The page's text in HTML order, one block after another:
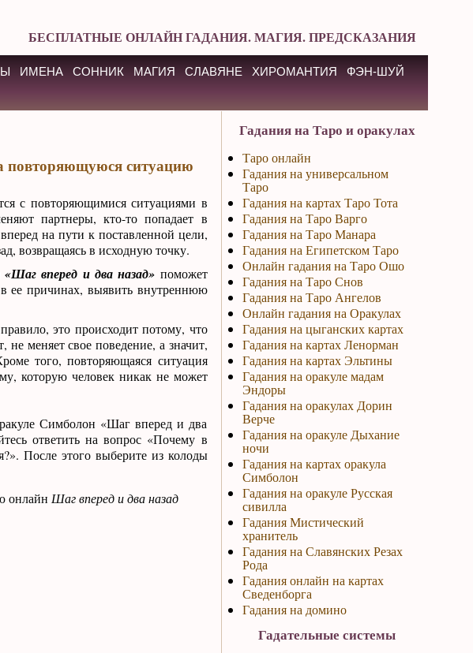
БЕСПЛАТНЫЕ ОНЛАЙН ГАДАНИЯ. МАГИЯ. ПРЕДСКАЗАНИЯ
ИМЕНА СОННИК МАГИЯ СЛАВЯНЕ ХИРОМАНТИЯ
ФЭН-ШУЙ
повторяющуюся ситуацию
с повторяющимися ситуациями в
партнеры, кто-то попадает в
на пути к поставленной цели,
возвращаясь в исходную точку.
вперед и два назад» поможет
ее причинах, выявить внутреннюю
это происходит потому, что
не меняет свое поведение, а значит,
того, повторяющаяся ситуация
которую человек никак не может
Симболон «Шаг вперед и два
ответить на вопрос «Почему в
После этого выберите из колоды
онлайн Шаг вперед и два назад
Гадания на Таро и оракулах
Таро онлайн
Гадания на универсальном
Таро
Гадания на картах Таро Тота
Гадания на Таро Варго
Гадания на Таро Манара
Гадания на Египетском Таро
Онлайн гадания на Таро Ошо
Гадания на Таро Снов
Гадания на Таро Ангелов
Онлайн гадания на Оракулах
Гадания на цыганских картах
Гадания на картах Ленорман
Гадания на картах Эльтины
Гадания на оракуле мадам
Эндоры
Гадания на оракулах Дорин
Верче
Гадания на оракуле Дыхание
ночи
Гадания на картах оракула
Симболон
Гадания на оракуле Русская
сивилла
Гадания Мистический
хранитель
Гадания на Славянских Резах
Рода
Гадания онлайн на картах
Сведенборга
Гадания на домино
Гадательные системы